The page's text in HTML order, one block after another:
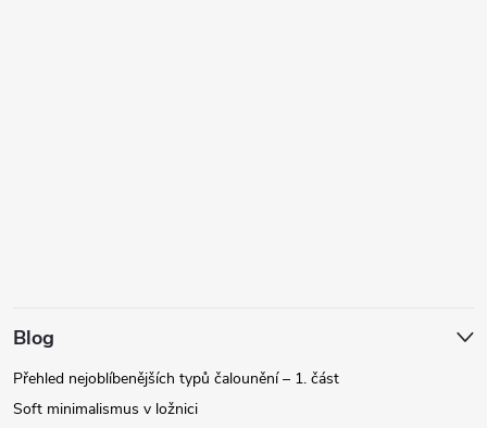
Blog
Přehled nejoblíbenějších typů čalounění – 1. část
Soft minimalismus v ložnici